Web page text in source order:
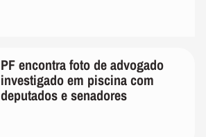
PF encontra foto de advogado
investigado em piscina com
deputados e senadores